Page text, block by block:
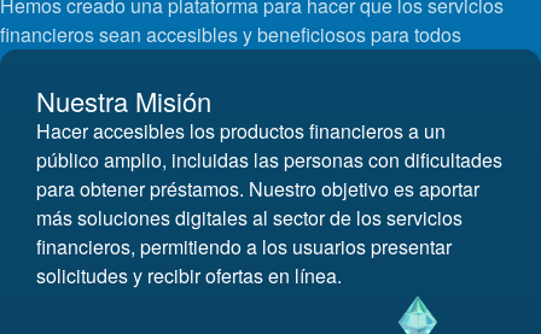
financieros sean accesibles y beneficiosos para todos
Nuestra Misión
Hacer accesibles los productos financieros a un
público amplio, incluidas las personas con dificultades
para obtener préstamos. Nuestro objetivo es aportar
más soluciones digitales al sector de los servicios
financieros, permitiendo a los usuarios presentar
solicitudes y recibir ofertas en línea.